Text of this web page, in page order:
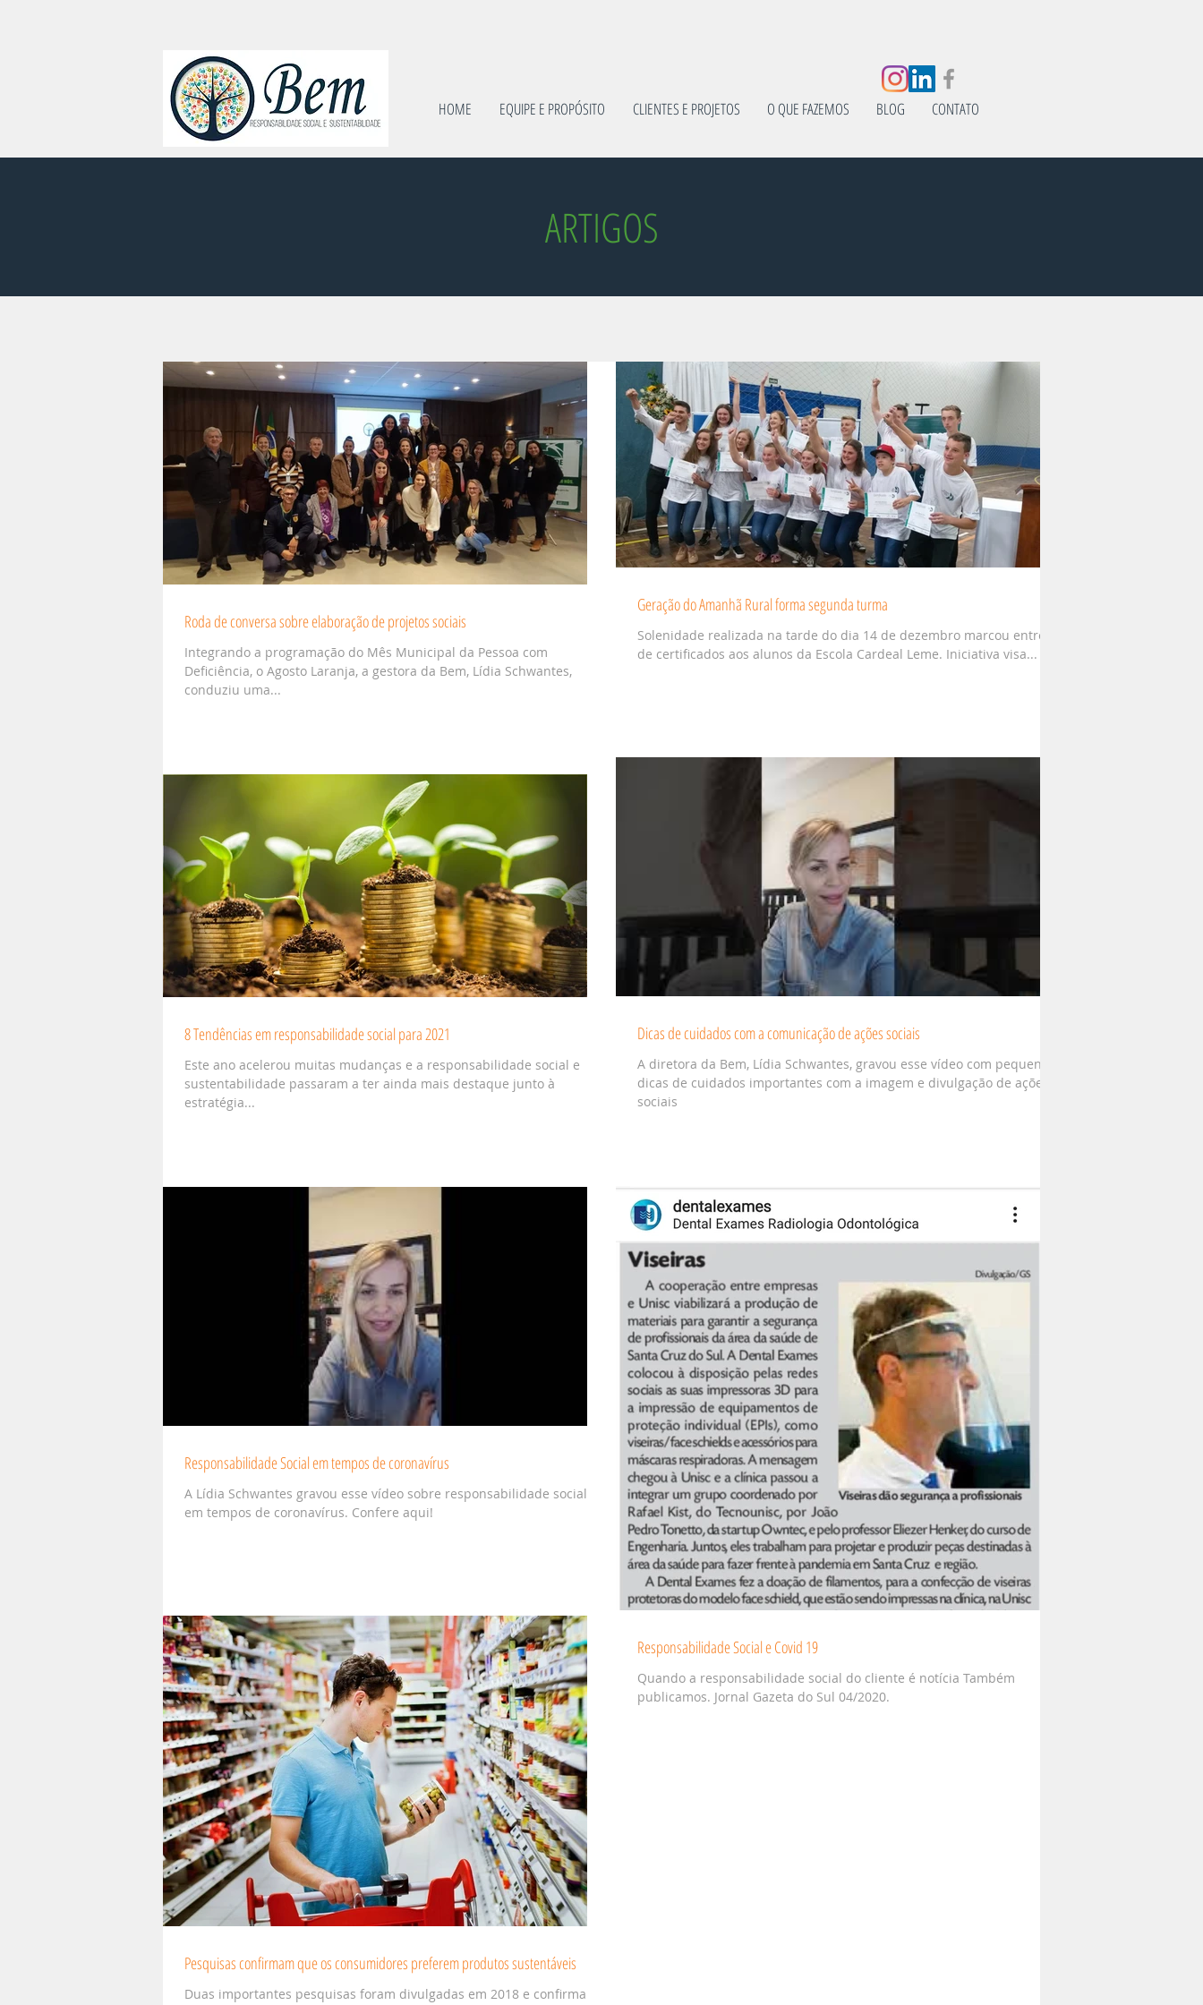
HOME EQUIPE E PROPÓSITO CLIENTES E PROJETOS O QUE FAZEMOS BLOG CONTATO
ARTIGOS
Roda de conversa sobre elaboração de projetos sociais
Integrando a programação do Mês Municipal da Pessoa com
Deficiência, o Agosto Laranja, a gestora da Bem, Lídia Schwantes,
conduziu uma...
Geração do Amanhã Rural forma segunda turma
Solenidade realizada na tarde do dia 14 de dezembro marcou entrega
de certificados aos alunos da Escola Cardeal Leme. Iniciativa visa...
8 Tendências em responsabilidade social para 2021
Este ano acelerou muitas mudanças e a responsabilidade social e
sustentabilidade passaram a ter ainda mais destaque junto à
estratégia...
Dicas de cuidados com a comunicação de ações sociais
A diretora da Bem, Lídia Schwantes, gravou esse vídeo com pequenas
dicas de cuidados importantes com a imagem e divulgação de ações
sociais
Responsabilidade Social em tempos de coronavírus
A Lídia Schwantes gravou esse vídeo sobre responsabilidade social
em tempos de coronavírus. Confere aqui!
Responsabilidade Social e Covid 19
Quando a responsabilidade social do cliente é notícia Também
publicamos. Jornal Gazeta do Sul 04/2020.
Pesquisas confirmam que os consumidores preferem produtos sustentáveis
Duas importantes pesquisas foram divulgadas em 2018 e confirmam